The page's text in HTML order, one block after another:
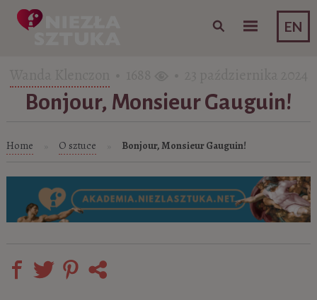
EN
Skip to content
Bonjour, Monsieur Gauguin!
Home O sztuce Bonjour, Monsieur Gauguin!